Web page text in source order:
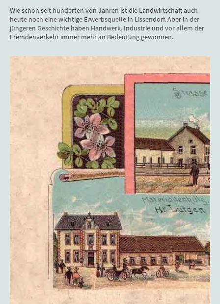
Wie schon seit hunderten von Jahren ist die Landwirtschaft auch
heute noch eine wichtige Erwerbsquelle in Lissendorf. Aber in der
jüngeren Geschichte haben Handwerk, Industrie und vor allem der
Fremdenverkehr immer mehr an Bedeutung gewonnen.